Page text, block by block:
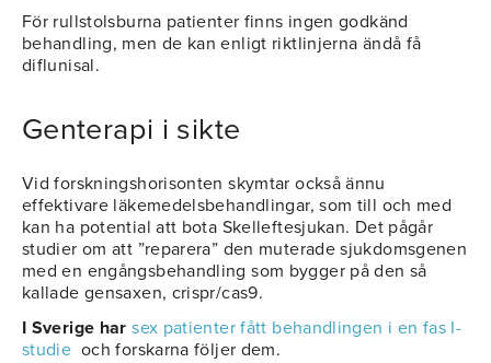
För rullstolsburna patienter finns ingen godkänd
behandling, men de kan enligt riktlinjerna ändå få
diflunisal.
Genterapi i sikte
Vid forskningshorisonten skymtar också ännu
effektivare läkemedelsbehandlingar, som till och med
kan ha potential att bota Skelleftesjukan. Det pågår
studier om att ”reparera” den muterade sjukdomsgenen
med en engångsbehandling som bygger på den så
kallade gensaxen, crispr/cas9.
I Sverige har sex patienter fått behandlingen i en fas I-
studie och forskarna följer dem.